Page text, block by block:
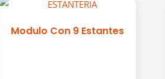
Modulo Con 9 Estantes